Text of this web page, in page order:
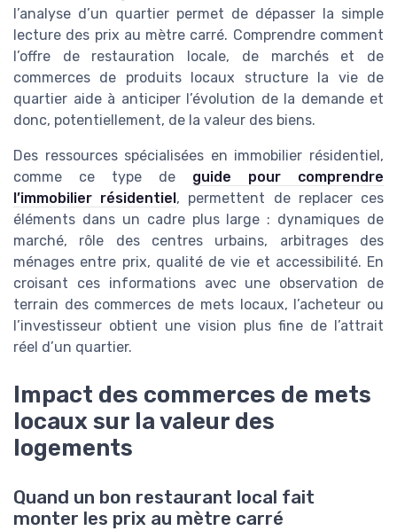
l’analyse d’un quartier permet de dépasser la simple
lecture des prix au mètre carré. Comprendre comment
l’offre de restauration locale, de marchés et de
commerces de produits locaux structure la vie de
quartier aide à anticiper l’évolution de la demande et
donc, potentiellement, de la valeur des biens.
Des ressources spécialisées en immobilier résidentiel,
comme ce type de guide pour comprendre
l’immobilier résidentiel, permettent de replacer ces
éléments dans un cadre plus large : dynamiques de
marché, rôle des centres urbains, arbitrages des
ménages entre prix, qualité de vie et accessibilité. En
croisant ces informations avec une observation de
terrain des commerces de mets locaux, l’acheteur ou
l’investisseur obtient une vision plus fine de l’attrait
réel d’un quartier.
Impact des commerces de mets
locaux sur la valeur des
logements
Quand un bon restaurant local fait
monter les prix au mètre carré